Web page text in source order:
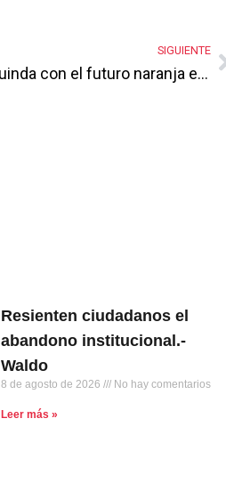
SIGUIENTE
Las constructoras guinda con el futuro naranja en sus manos… de chango
Resienten ciudadanos el
abandono institucional.-
Waldo
8 de agosto de 2026 No hay comentarios
Leer más »